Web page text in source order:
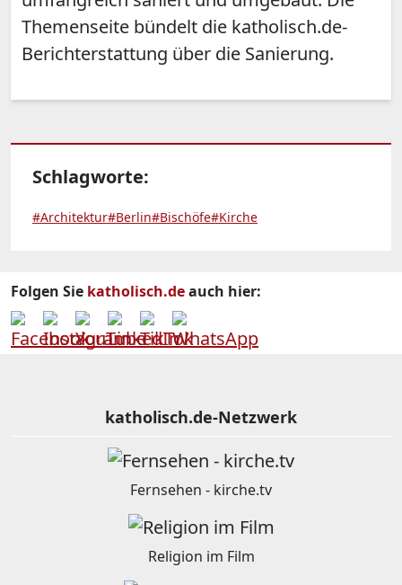
Themenseite bündelt die katholisch.de-
Berichterstattung über die Sanierung.
Schlagworte:
#Architektur#Berlin#Bischöfe#Kirche
Folgen Sie katholisch.deauch hier:
katholisch.de-Netzwerk
Fernsehen - kirche.tv
Religion im Film